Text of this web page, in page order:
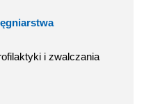
i zwalczania